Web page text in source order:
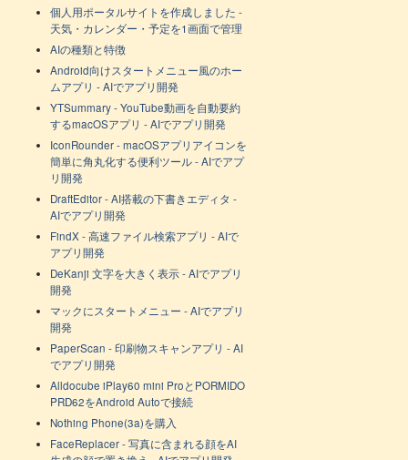
個人用ポータルサイトを作成しました -
天気・カレンダー・予定を1画面で管理
AIの種類と特徴
Android向けスタートメニュー風のホー
ムアプリ - AIでアプリ開発
YTSummary - YouTube動画を自動要約
するmacOSアプリ - AIでアプリ開発
IconRounder - macOSアプリアイコンを
簡単に角丸化する便利ツール - AIでアプ
リ開発
DraftEditor - AI搭載の下書きエディタ -
AIでアプリ開発
FindX - 高速ファイル検索アプリ - AIで
アプリ開発
DeKanji 文字を大きく表示 - AIでアプリ
開発
マックにスタートメニュー - AIでアプリ
開発
PaperScan - 印刷物スキャンアプリ - AI
でアプリ開発
Alldocube iPlay60 mini ProとPORMIDO
PRD62をAndroid Autoで接続
Nothing Phone(3a)を購入
FaceReplacer - 写真に含まれる顔をAI